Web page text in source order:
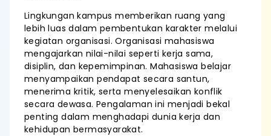
Lingkungan kampus memberikan ruang yang
lebih luas dalam pembentukan karakter melalui
kegiatan organisasi. Organisasi mahasiswa
mengajarkan nilai-nilai seperti kerja sama,
disiplin, dan kepemimpinan. Mahasiswa belajar
menyampaikan pendapat secara santun,
menerima kritik, serta menyelesaikan konflik
secara dewasa. Pengalaman ini menjadi bekal
penting dalam menghadapi dunia kerja dan
kehidupan bermasyarakat.